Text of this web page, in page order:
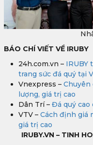
BÁO CHÍ VIẾT VỀ IRUBY
24h.com.vn – IRUBY
trang sức đá quý tại
Vnexpress – Chuyên
lượng, giá trị cao
Dân Trí – Đá quý cao
VTV – Cách định giá
giá trị cao
IRUBY.VN – TINH